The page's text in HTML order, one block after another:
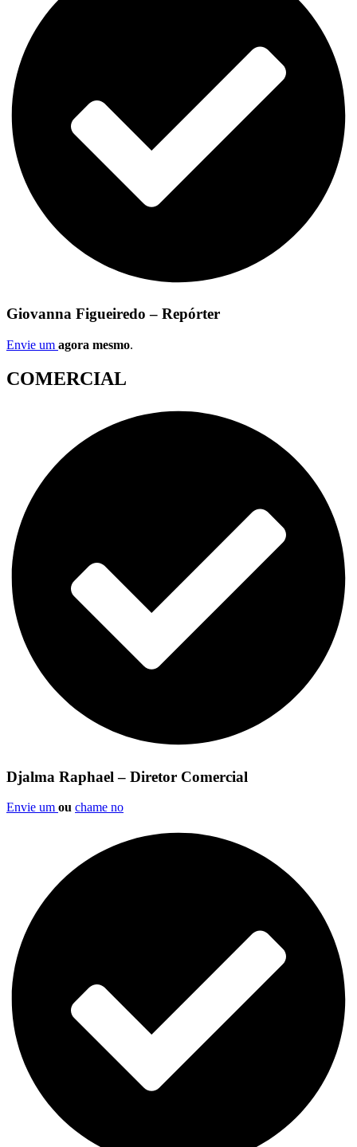
Giovanna Figueiredo – Repórter
Envie um agora mesmo.
COMERCIAL
Djalma Raphael – Diretor Comercial
Envie um ou chame no